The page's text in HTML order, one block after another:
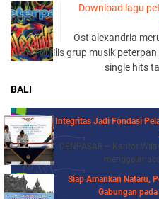
Download lagu
Ost alexandria
yang di rilis grup musik
single hits
BALI
Integritas Jadi Fondasi
DENPASAR – Kantor
menggelar
Siap Amankan Nataru,
Gabungan